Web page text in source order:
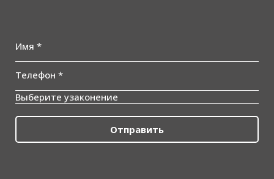
Имя *
Телефон *
Выберите узаконение
Отправить